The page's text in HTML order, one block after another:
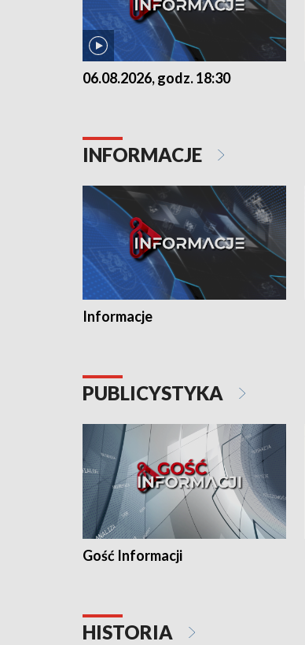
06.08.2026, godz. 18:30
INFORMACJE
Informacje
PUBLICYSTYKA
Gość Informacji
HISTORIA